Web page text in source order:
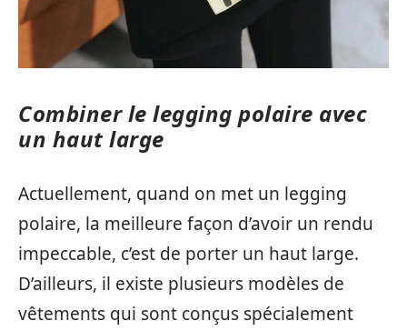
Combiner le legging polaire avec
un haut large
Actuellement, quand on met un legging
polaire, la meilleure façon d’avoir un rendu
impeccable, c’est de porter un haut large.
D’ailleurs, il existe plusieurs modèles de
vêtements qui sont conçus spécialement